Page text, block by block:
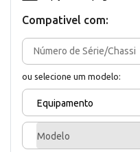
Compativel com:
ou selecione um modelo:
Equipamento
Modelo